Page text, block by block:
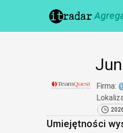
Firma:
Umiejętności